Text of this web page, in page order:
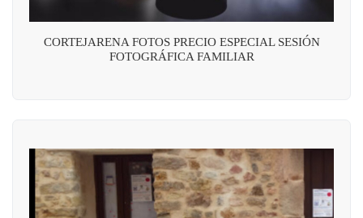
CORTEJARENA FOTOS PRECIO ESPECIAL SESIÓN
FOTOGRÁFICA FAMILIAR